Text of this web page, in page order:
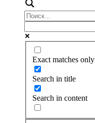
Exact matches only
Search in title
Search in content